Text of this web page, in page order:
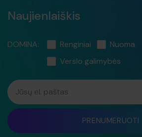
Naujienlaiškis
DOMINA: Renginiai
Nuoma
Verslo galimybės
Jūsų el. paštas
PRENUMERUOTI